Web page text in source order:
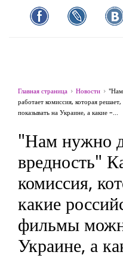
Главная страница Новости
"Нам
работает комиссия, которая
показывать на Украине, а какие –...
"Нам нужно
вредность"
комиссия,
какие
фильмы
Украине, а